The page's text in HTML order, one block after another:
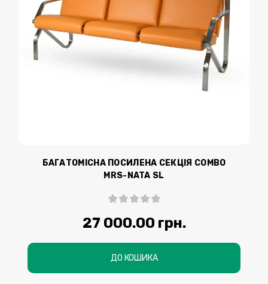
БАГАТОМІСНА ПОСИЛЕНА СЕКЦІЯ COMBO
MRS-NATA SL
27 000.00 грн.
ДО КОШИКА